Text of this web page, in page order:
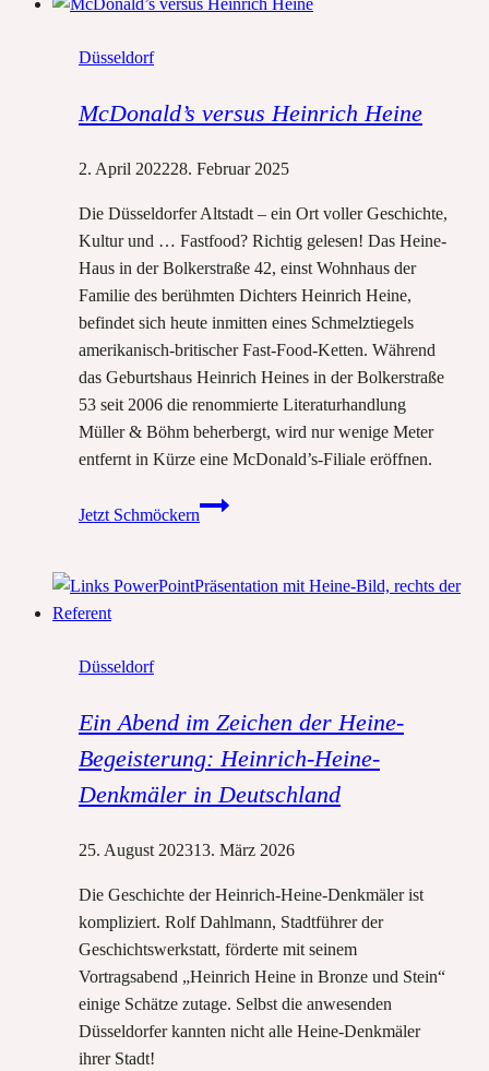
Düsseldorf
McDonald’s versus Heinrich Heine
2. April 202228. Februar 2025
Die Düsseldorfer Altstadt – ein Ort voller Geschichte,
Kultur und … Fastfood? Richtig gelesen! Das Heine-
Haus in der Bolkerstraße 42, einst Wohnhaus der
Familie des berühmten Dichters Heinrich Heine,
befindet sich heute inmitten eines Schmelztiegels
amerikanisch-britischer Fast-Food-Ketten. Während
das Geburtshaus Heinrich Heines in der Bolkerstraße
53 seit 2006 die renommierte Literaturhandlung
Müller & Böhm beherbergt, wird nur wenige Meter
entfernt in Kürze eine McDonald’s-Filiale eröffnen.
Jetzt Schmöckern
McDonald’s
Heine
Düsseldorf
Ein Abend im Zeichen der Heine-
Begeisterung: Heinrich-Heine-
Denkmäler in Deutschland
25. August 202313. März 2026
Die Geschichte der Heinrich-Heine-Denkmäler ist
kompliziert. Rolf Dahlmann, Stadtführer der
Geschichtswerkstatt, förderte mit seinem
Vortragsabend „Heinrich Heine in Bronze und Stein“
einige Schätze zutage. Selbst die anwesenden
Düsseldorfer kannten nicht alle Heine-Denkmäler
ihrer Stadt!